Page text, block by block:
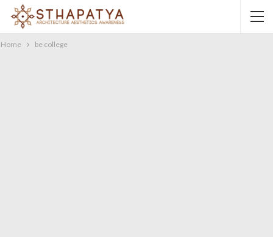
Home be college